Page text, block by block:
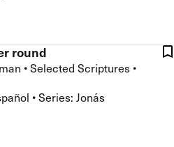
round
•Selected Scriptures •
• Series: Jonás